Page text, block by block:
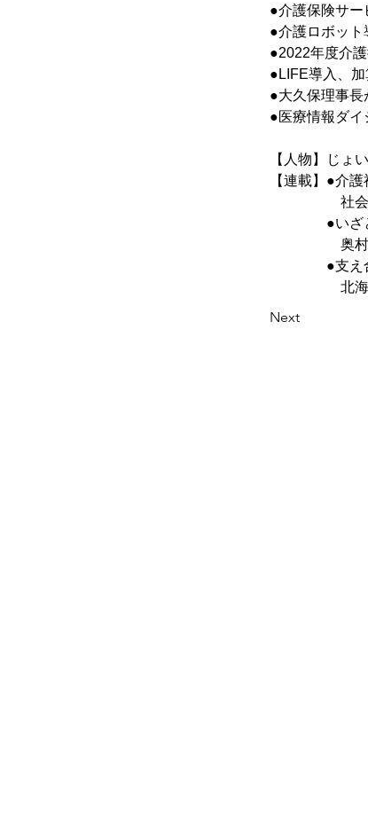
●介護保険サー
●介護ロボット
●2022年度介
●LIFE導入、
●大久保理事長
●医療情報ダイ
【人物】じょ
【連載】●介
社会保険労
●いざとい
奥村中小
●支え合い
北海道教
Next